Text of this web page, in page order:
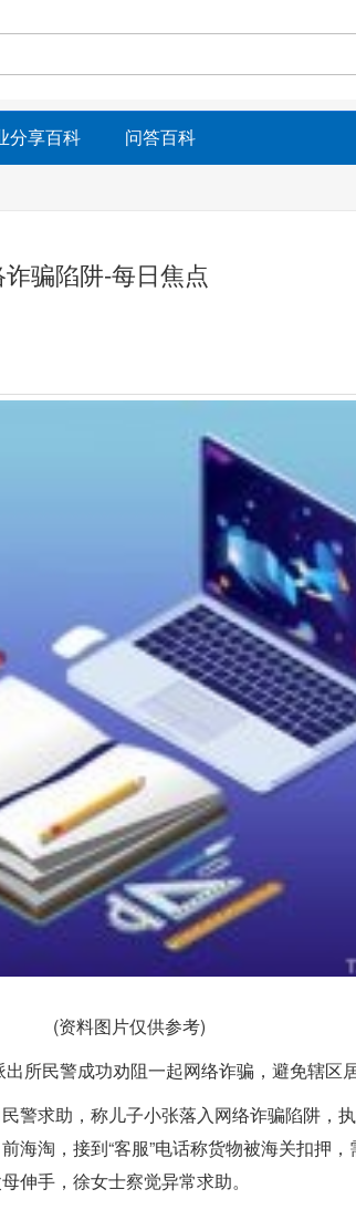
分享百科 问答百科
骗陷阱-每日焦点
(资料图片仅供参考)
所民警成功劝阻一起网络诈骗，避免辖区
警求助，称儿子小张落入网络诈骗陷阱，
海淘，接到“客服”电话称货物被海关扣押
伸手，徐女士察觉异常求助。